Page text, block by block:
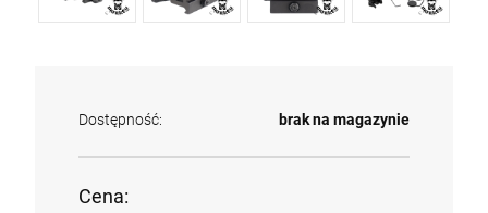
Dostępność: brak na magazynie
Cena: